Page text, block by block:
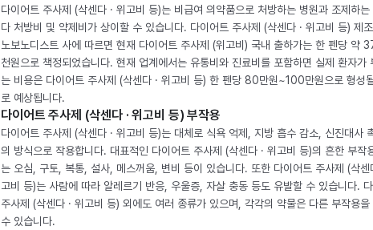
다이어트 주사제 (삭센다 · 위고비 등)는 비급여 의약품으로 처방하는 병원과 조제하는
다 처방비 및 약제비가 상이할 수 있습니다. 다이어트 주사제 (삭센다 · 위고비 등) 제
노보노디스트 사에 따르면 현재 다이어트 주사제 (위고비) 국내 출하가는 한 펜당 약
천원으로 책정되었습니다. 현재 업계에서는 유통비와 진료비를 포함하면 실제 환자가
는 비용은 다이어트 주사제 (삭센다 · 위고비 등) 한 펜당 80만원~100만원으로 형성
로 예상됩니다.
다이어트 주사제 (삭센다 · 위고비 등) 부작용
다이어트 주사제 (삭센다 · 위고비 등)는 대체로 식욕 억제, 지방 흡수 감소, 신진대사
의 방식으로 작용합니다. 대표적인 다이어트 주사제 (삭센다 · 위고비 등)의 흔한 부작
는 오심, 구토, 복통, 설사, 메스꺼움, 변비 등이 있습니다. 또한 다이어트 주사제 (삭센
고비 등)는 사람에 따라 알레르기 반응, 우울증, 자살 충동 등도 유발할 수 있습니다.
주사제 (삭센다 · 위고비 등) 외에도 여러 종류가 있으며, 각각의 약물은 다른 부작용을
수 있습니다.